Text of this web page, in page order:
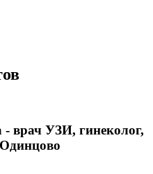
врач УЗИ, гинеколог,